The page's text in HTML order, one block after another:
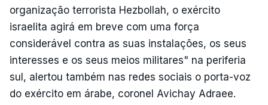
organização terrorista Hezbollah, o exército
israelita agirá em breve com uma força
considerável contra as suas instalações, os seus
interesses e os seus meios militares" na periferia
sul, alertou também nas redes sociais o porta-voz
do exército em árabe, coronel Avichay Adraee.